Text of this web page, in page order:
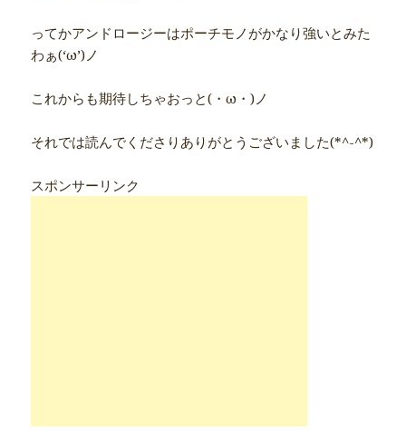
ってかアンドロージーはポーチモノがかなり強いとみた
わぁ(‘ω’)ノ
これからも期待しちゃおっと(・ω・)ノ
それでは読んでくださりありがとうございました(*^-^*)
スポンサーリンク